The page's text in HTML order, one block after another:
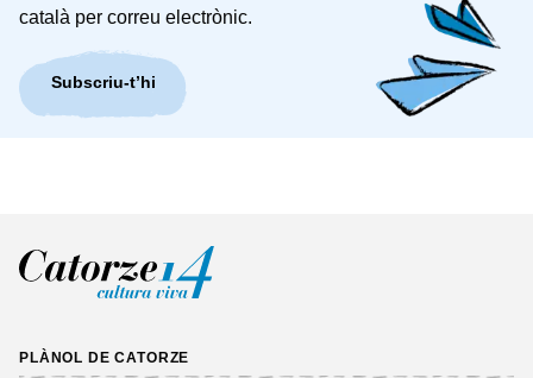
català per correu electrònic.
Subscriu-t’hi
PLÀNOL DE CATORZE